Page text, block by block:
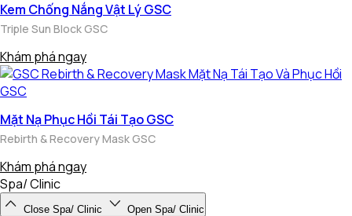
Kem Chống Nắng Vật Lý GSC
Triple Sun Block GSC
Khám phá ngay
Mặt Nạ Phục Hồi Tái Tạo GSC
Rebirth & Recovery Mask GSC
Khám phá ngay
Spa/ Clinic
Close Spa/ Clinic Open Spa/ Clinic